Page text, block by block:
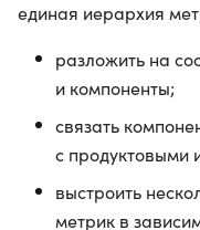
единая иерархия
разложить на
и компоненты;
связать
с продуктовыми
выстроить
метрик в